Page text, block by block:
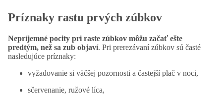
Príznaky rastu prvých zúbkov
Nepríjemné pocity pri raste zúbkov môžu začať ešte
predtým, než sa zub objaví. Pri prerezávaní zúbkov sú časté
nasledujúce príznaky:
vyžadovanie si väčšej pozornosti a častejší plač v noci,
sčervenanie, ružové líca,